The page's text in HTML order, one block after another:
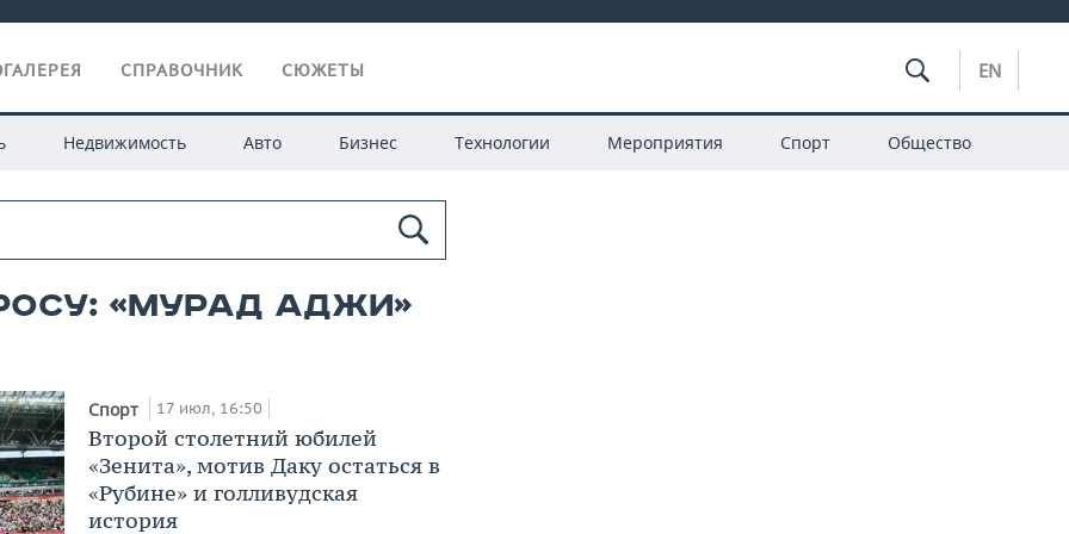
СПРАВОЧНИК СЮЖЕТЫ EN
Недвижимость Авто Бизнес Технологии Мероприятия Спорт Общество
«мурад аджи»
Спорт 17 июл, 16:50
Второй столетний юбилей
«Зенита», мотив Даку остаться в
«Рубине» и голливудская
история